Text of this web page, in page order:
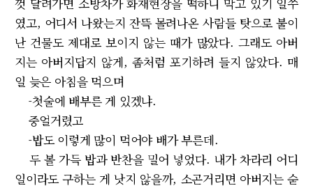
였고, 어디서 나왔는지 잔뜩 몰려나온 사람들 탓으로 불이
난 건물도 제대로 보이지 않는 때가 많았다. 그래도 아버
지는 아버지답지 않게, 좀처럼 포기하려 들지 않았다. 매
일 늦은 아침을 먹으며
-첫술에 배부른 게 있겠냐.
중얼거렸고
-밥도 이렇게 많이 먹어야 배가 부른데.
두 볼 가득 밥과 반찬을 밀어 넣었다. 내가 차라리 어디
일이라도 구하는 게 낫지 않을까, 소곤거리면 아버지는 숟